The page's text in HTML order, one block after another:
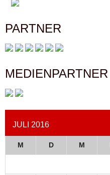
PARTNER
MEDIENPARTNER
JULI 2016
M D M